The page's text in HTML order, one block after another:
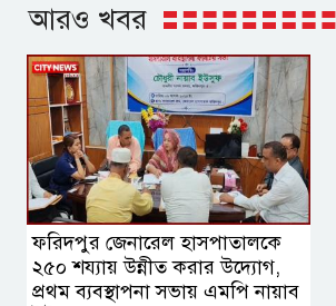
আরও খবর
ফরিদপুর জেনারেল হাসপাতালকে
২৫০ শয্যায় উন্নীত করার উদ্যোগ,
প্রথম ব্যবস্থাপনা সভায় এমপি নায়াব